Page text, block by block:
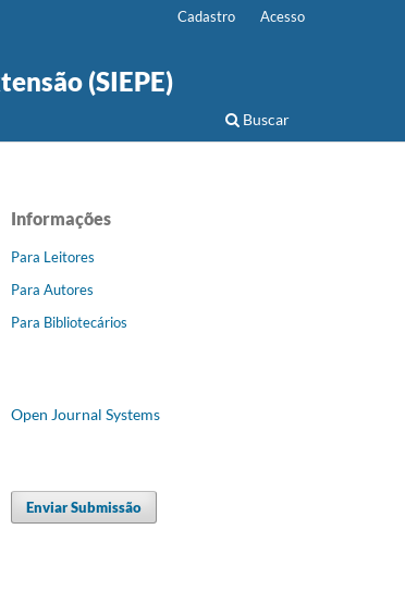
(SIEPE)
Buscar
Cadastro Acesso
Informações
Para Leitores
Para Autores
Para Bibliotecários
Open Journal Systems
Enviar Submissão